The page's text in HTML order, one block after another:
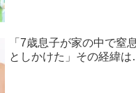
「7歳息子が家の中で窒
としかけた」その経緯